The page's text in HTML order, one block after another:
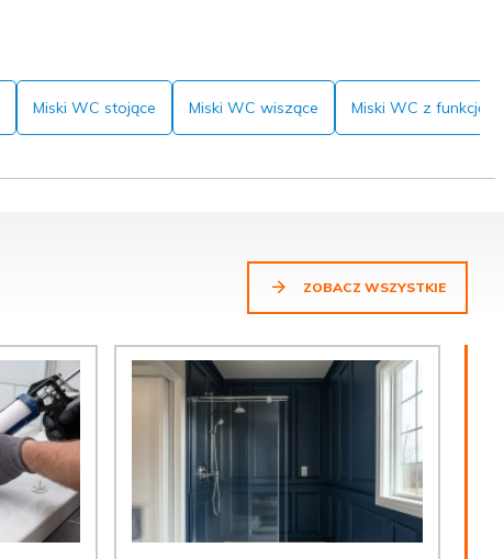
Miski WC stojące Miski WC wiszące Miski WC z funkcją
ZOBACZ WSZYSTKIE